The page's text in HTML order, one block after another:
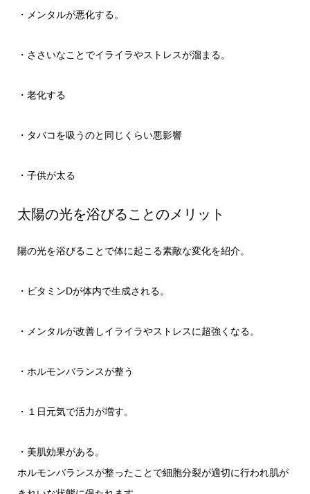
・メンタルが悪化する。
・ささいなことでイライラやストレスが溜まる。
・老化する
・タバコを吸うのと同じくらい悪影響
・子供が太る
太陽の光を浴びることのメリット
陽の光を浴びることで体に起こる素敵な変化を紹介。
・ビタミンDが体内で生成される。
・メンタルが改善しイライラやストレスに超強くなる。
・ホルモンバランスが整う
・１日元気で活力が増す。
・美肌効果がある。
ホルモンバランスが整ったことで細胞分裂が適切に行われ肌が